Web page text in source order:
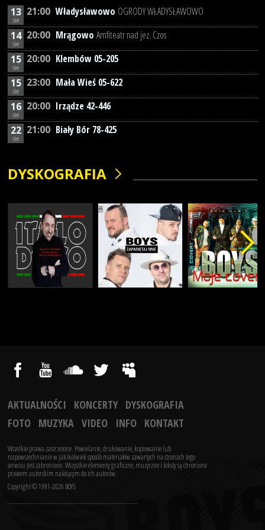
13
sie
21:00 Władysławowo OGRODY WŁADYSŁAWOWO
14
sie
20:00 Mrągowo Amfiteatr nad jez. Czos
15
sie
20:00 Klembów 05-205
15
sie
23:00 Mała Wieś 05-622
16
sie
20:00 Irządze 42-446
22
sie
21:00 Biały Bór 78-425
DYSKOGRAFIA
AKTUALNOŚCI KONCERTY DYSKOGRAFIA
FOTO MUZYKA VIDEO INFO KONTAKT
Wszelkie prawa zastrzeżone. Powielanie, drukowanie, kopiowanie lub
rozpowszechnianie w jakikolwiek sposób materiałów zawartych na stronach tego
serwisu jest zabronione.Wszystkie elementy graficzne, muzyczne i teksty są chronione
prawem autorskim należącym do ich autorów.
Copyright © 1991-2026 BOYS